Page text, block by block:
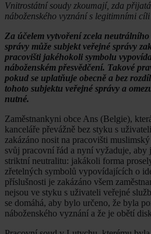
Vnitrostátní soudy zkoumají, zda
náboženského vyznání s legitimními
Za účelem vytvoření zcela
správy může subjekt veřejné správy
pracovišti jakéhokoli symbolu
náboženském přesvědčení. Takové
pokud se uplatňuje obecně a bez
tohoto subjektu veřejné správy a
nutné.
Zaměstnankyni obce Ans (Belgie),
kanceláře převážně bez styku s
zakázáno nosit na pracovišti
svůj pracovní řád a nyní vyžaduje, aby
striktní neutralitu: jakákoli forma
zřetelných symbolů vypovídajících o
příslušnosti je zakázáno všem
nejsou ve styku s uživateli veřejné
se domáhá, aby bylo určeno, že byla
náboženského vyznání a že je obětí